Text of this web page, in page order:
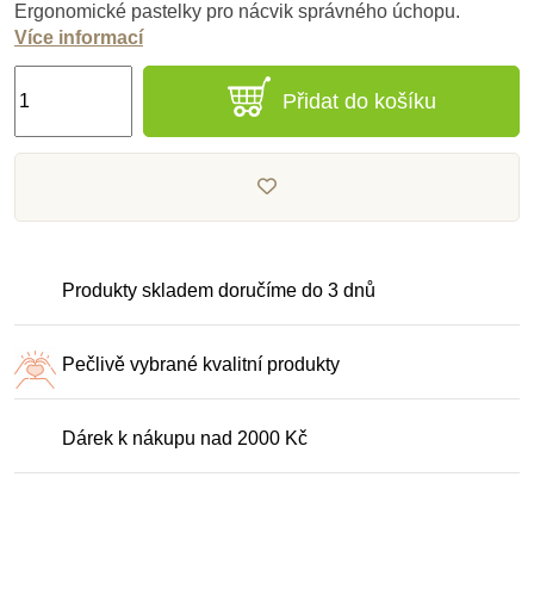
Ergonomické pastelky pro nácvik správného úchopu.
Více informací
Přidat do košíku
Produkty skladem doručíme do 3 dnů
Pečlivě vybrané kvalitní produkty
Dárek k nákupu nad 2000 Kč